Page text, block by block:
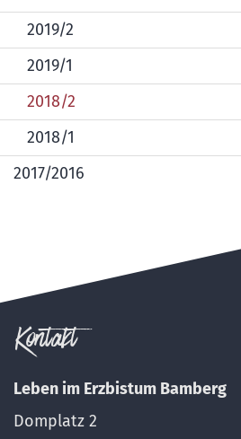
2019/2
2019/1
2018/2
2018/1
2017/2016
Kontakt
Leben im Erzbistum Bamberg
Domplatz 2